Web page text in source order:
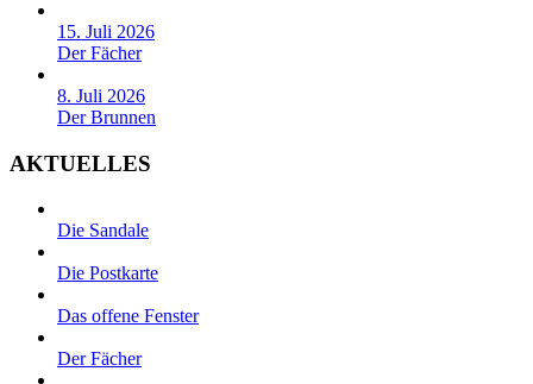
15. Juli 2026
Der Fächer
8. Juli 2026
Der Brunnen
AKTUELLES
Die Sandale
Die Postkarte
Das offene Fenster
Der Fächer